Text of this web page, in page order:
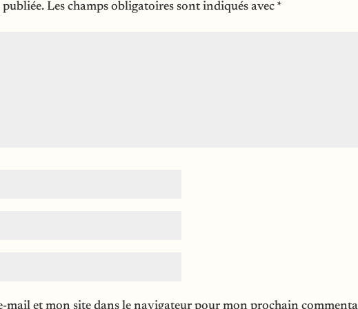
publiée. Les champs obligatoires sont indiqués avec *
mail et mon site dans le navigateur pour mon prochain